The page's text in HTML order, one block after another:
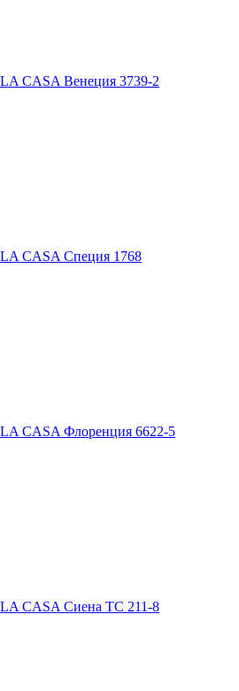
CASA Венеция 3739-2
CASA Специя 1768
CASA Флоренция 6622-5
CASA Сиена TC 211-8